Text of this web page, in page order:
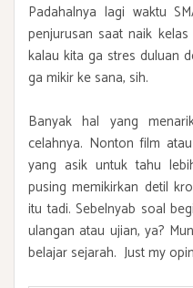
Padahalnya lagi waktu
penjurusan saat naik
kalau kita ga stres duluan
ga mikir ke sana, sih.
Banyak hal yang
celahnya. Nonton film
yang asik untuk tahu
pusing memikirkan detil
itu tadi. Sebelnyab soal
ulangan atau ujian, ya?
belajar sejarah. Just my